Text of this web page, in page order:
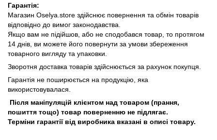
Гарантія:
Магазин Oselya.store здійснює повернення та обмін товарів
відповідно до вимог законодавства.
Якщо вам не підійшов, або не сподобався товар, то протягом
14 днів, ви можете його повернути за умови збереження
товарного вигляду та упаковки.
Зворотня доставка товарів здійснюється за рахунок покупця.
Гарантія не поширюється на продукцію, яка
використовувалася.
Після маніпуляцій клієнтом над товаром (прання,
пошиття тощо) товар поверненню не підлягає.
Терміни гарантії від виробника вказані в описі товару.